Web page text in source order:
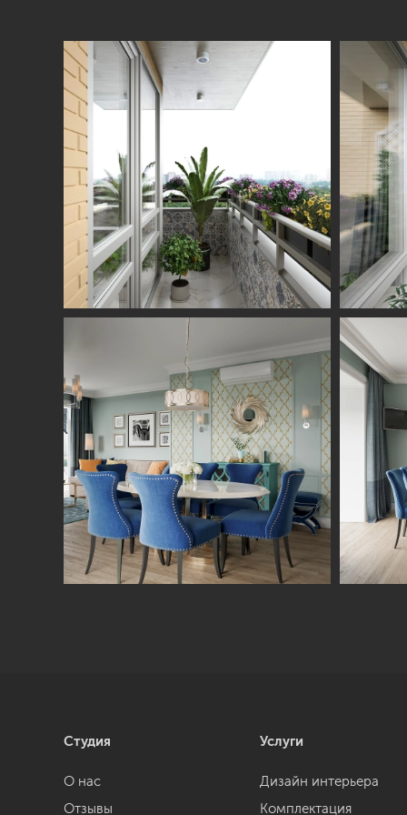
Студия
О нас
Отзывы
Услуги
Дизайн интерьера
Комплектация